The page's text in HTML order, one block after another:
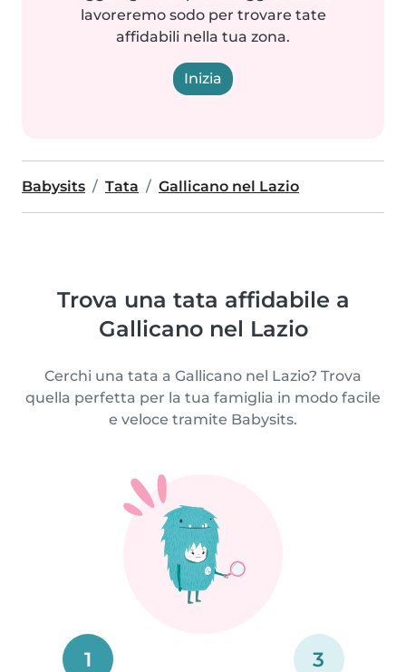
lavoreremo sodo per trovare tate
affidabili nella tua zona.
Inizia
Babysits Tata Gallicano nel Lazio
Trova una tata affidabile a
Gallicano nel Lazio
Cerchi una tata a Gallicano nel Lazio? Trova
quella perfetta per la tua famiglia in modo facile
e veloce tramite Babysits.
1 3